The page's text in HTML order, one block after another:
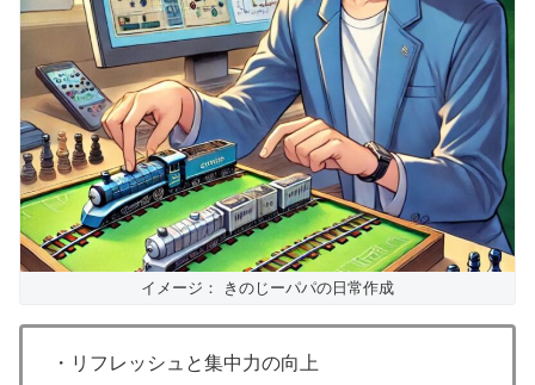
イメージ： きのじーパパの日常作成
・リフレッシュと集中力の向上